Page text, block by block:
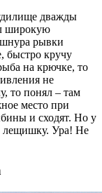
дважды
широкую
рывки
быстро кручу
на крючке, то
не
то понял – там
место при
и сходят. Но у
лещишку. Ура! Не